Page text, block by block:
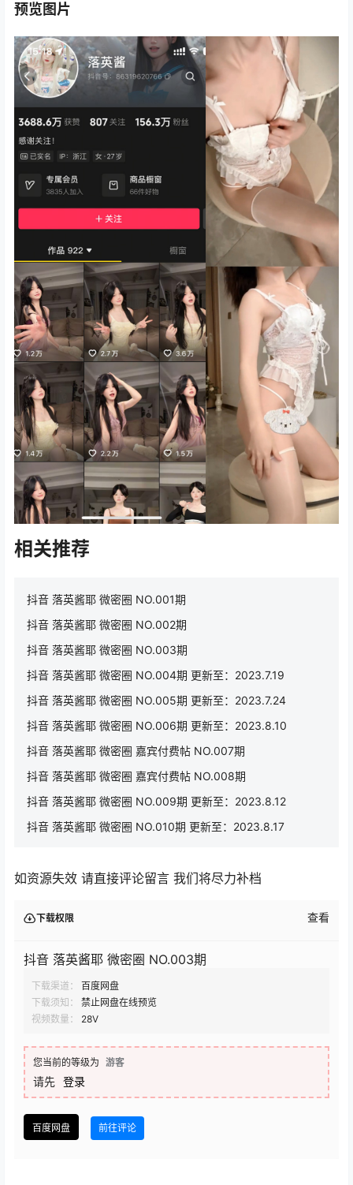
预览图片
相关推荐
抖音 落英酱耶 微密圈 NO.001期
抖音 落英酱耶 微密圈 NO.002期
抖音 落英酱耶 微密圈 NO.003期
抖音 落英酱耶 微密圈 NO.004期 更新至：2023.7.19
抖音 落英酱耶 微密圈 NO.005期 更新至：2023.7.24
抖音 落英酱耶 微密圈 NO.006期 更新至：2023.8.10
抖音 落英酱耶 微密圈 嘉宾付费帖 NO.007期
抖音 落英酱耶 微密圈 嘉宾付费帖 NO.008期
抖音 落英酱耶 微密圈 NO.009期 更新至：2023.8.12
抖音 落英酱耶 微密圈 NO.010期 更新至：2023.8.17
如资源失效 请直接评论留言 我们将尽力补档
下载权限 查看
抖音 落英酱耶 微密圈 NO.003期
下载渠道：
百度网盘
下载须知：
禁止网盘在线预览
视频数量：
28V
您当前的等级为 游客
请先 登录
百度网盘 前往评论